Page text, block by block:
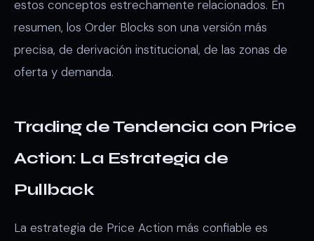
estos conceptos estrechamente relacionados. En
resumen, los Order Blocks son una versión más
precisa, de derivación institucional, de las zonas de
oferta y demanda.
Trading de Tendencia con Price
Action: La Estrategia de
Pullback
La estrategia de Price Action más confiable es